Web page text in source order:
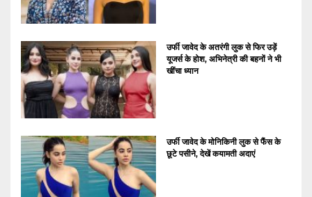
उर्फी जावेद के अतरंगी लुक से फिर उड़ें
यूजर्स के होश, अभिनेत्री की बहनों ने भी
खींचा ध्यान
उर्फी जावेद के मोनिकिनी लुक से फैंस के
छूटे पसीने, देखें कयामती अदाएं